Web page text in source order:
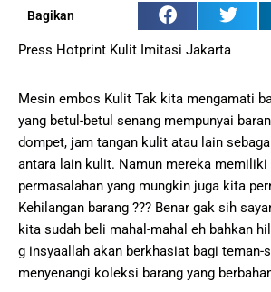
Bagikan
Press Hotprint Kulit Imitasi Jakarta
Mesin embos Kulit Tak kita mengamati
yang betul-betul senang mempunyai
dompet, jam tangan kulit atau lain
antara lain kulit. Namun mereka memiliki
permasalahan yang mungkin juga kita
Kehilangan barang ??? Benar gak sih
kita sudah beli mahal-mahal eh bahkan
g insyaallah akan berkhasiat bagi teman-
menyenangi koleksi barang yang